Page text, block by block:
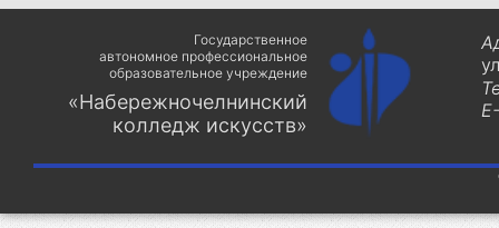
Государственное
автономное профессиональное
образовательное учреждение
«Набережночелнинский
колледж искусств»